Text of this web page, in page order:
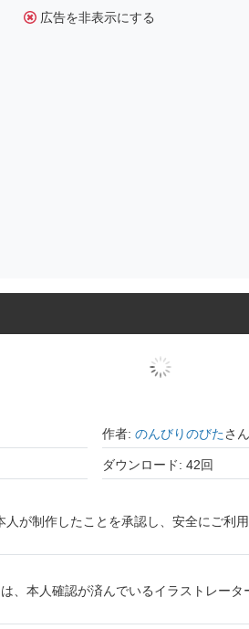
広告を非表示にする
作者: のんびりのびたさん
ダウンロード: 42回
人が制作したことを承認し、安全にご利用
、本人確認が済んでいるイラストレータ